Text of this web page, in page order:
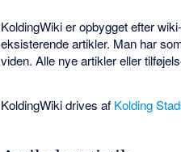
KoldingWiki er opbygget efter
eksisterende artikler. Man har
viden. Alle nye artikler eller
KoldingWiki drives af Kolding